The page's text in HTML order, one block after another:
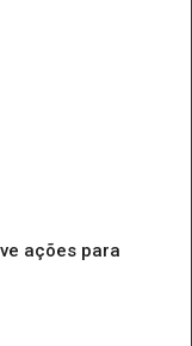
ações para